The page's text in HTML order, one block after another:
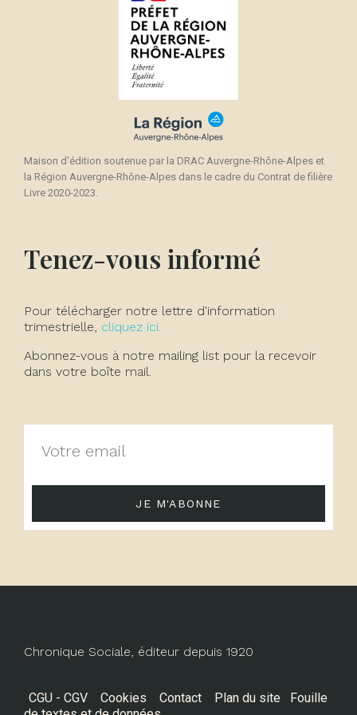
Maison d'édition soutenue par la DRAC Auvergne-Rhône-Alpes et
la Région Auvergne-Rhône-Alpes dans le cadre du Contrat de filière
Livre 2020-2023.
Tenez-vous informé
Pour télécharger notre lettre d'information
trimestrielle, cliquez ici.
Abonnez-vous à notre mailing list pour la recevoir
dans votre boîte mail.
JE M'ABONNE
Chronique Sociale, éditeur depuis 1920
CGU - CGV Cookies Contact Plan du site
Fouille